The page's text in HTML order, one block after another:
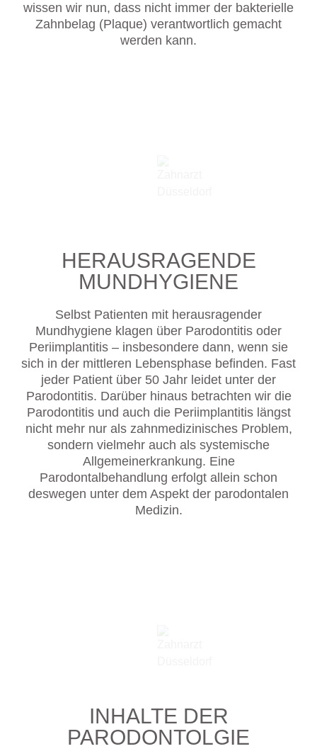
wissen wir nun, dass nicht immer der bakterielle
Zahnbelag (Plaque) verantwortlich gemacht
werden kann.
HERAUSRAGENDE
MUNDHYGIENE
Selbst Patienten mit herausragender
Mundhygiene klagen über Parodontitis oder
Periimplantitis – insbesondere dann, wenn sie
sich in der mittleren Lebensphase befinden. Fast
jeder Patient über 50 Jahr leidet unter der
Parodontitis. Darüber hinaus betrachten wir die
Parodontitis und auch die Periimplantitis längst
nicht mehr nur als zahnmedizinisches Problem,
sondern vielmehr auch als systemische
Allgemeinerkrankung. Eine
Parodontalbehandlung erfolgt allein schon
deswegen unter dem Aspekt der parodontalen
Medizin.
INHALTE DER
PARODONTOLGIE